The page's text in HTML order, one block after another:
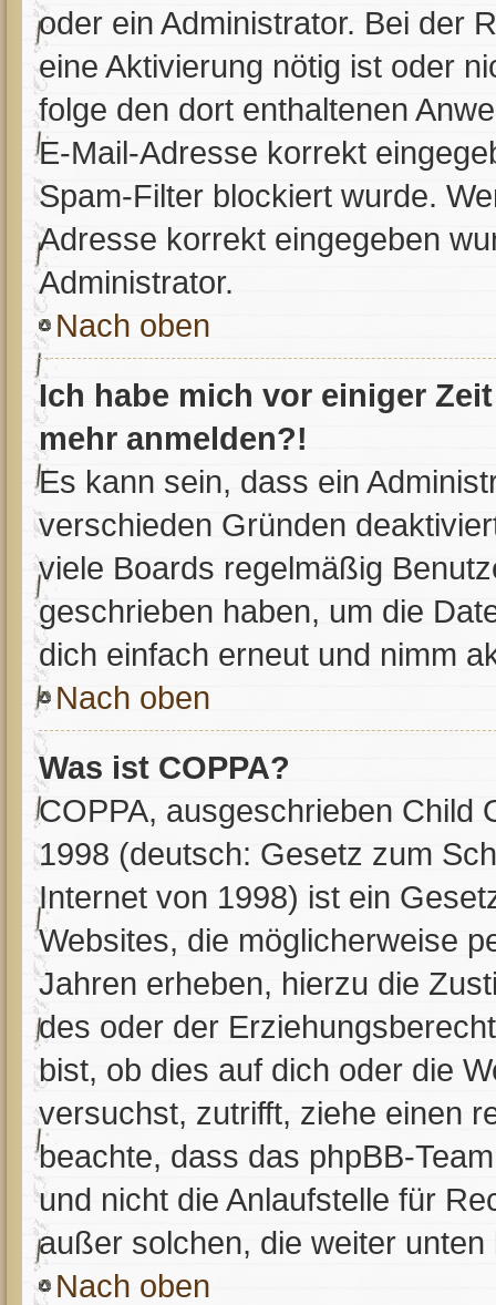
oder ein Administrator. Bei der
eine Aktivierung nötig ist oder
folge den dort enthaltenen
E-Mail-Adresse korrekt
Spam-Filter blockiert wurde.
Adresse korrekt eingegeben
Administrator.
Nach oben
Ich habe mich vor einiger
mehr anmelden?!
Es kann sein, dass ein
verschieden Gründen
viele Boards regelmäßig
geschrieben haben, um die
dich einfach erneut und nimm
Nach oben
Was ist COPPA?
COPPA, ausgeschrieben Child
1998 (deutsch: Gesetz zum
Internet von 1998) ist ein
Websites, die möglicherweise
Jahren erheben, hierzu die
des oder der
bist, ob dies auf dich oder die
versuchst, zutrifft, ziehe einen
beachte, dass das phpBB-
und nicht die Anlaufstelle für
außer solchen, die weiter
Nach oben